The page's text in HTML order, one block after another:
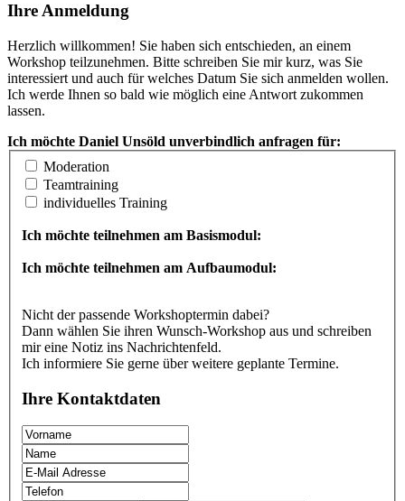
Ihre Anmeldung
Herzlich willkommen! Sie haben sich entschieden, an einem
Workshop teilzunehmen. Bitte schreiben Sie mir kurz, was Sie
interessiert und auch für welches Datum Sie sich anmelden wollen.
Ich werde Ihnen so bald wie möglich eine Antwort zukommen
lassen.
Ich möchte Daniel Unsöld unverbindlich anfragen für:
Moderation
Teamtraining
individuelles Training
Ich möchte teilnehmen am Basismodul:
Ich möchte teilnehmen am Aufbaumodul:
Nicht der passende Workshoptermin dabei?
Dann wählen Sie ihren Wunsch-Workshop aus und schreiben
mir eine Notiz ins Nachrichtenfeld.
Ich informiere Sie gerne über weitere geplante Termine.
Ihre Kontaktdaten